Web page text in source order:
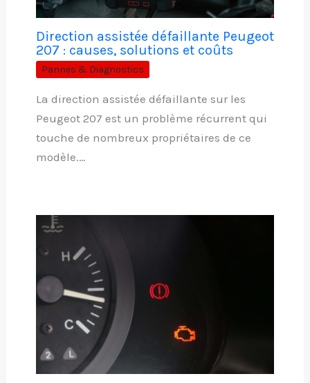
Direction assistée défaillante Peugeot
207 : causes, solutions et coûts
Pannes & Diagnostics
La direction assistée défaillante sur les
Peugeot 207 est un problème récurrent qui
touche de nombreux propriétaires de ce
modèle.…